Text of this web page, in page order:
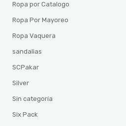
Ropa por Catalogo
Ropa Por Mayoreo
Ropa Vaquera
sandalias
SCPakar
Silver
Sin categoría
Six Pack